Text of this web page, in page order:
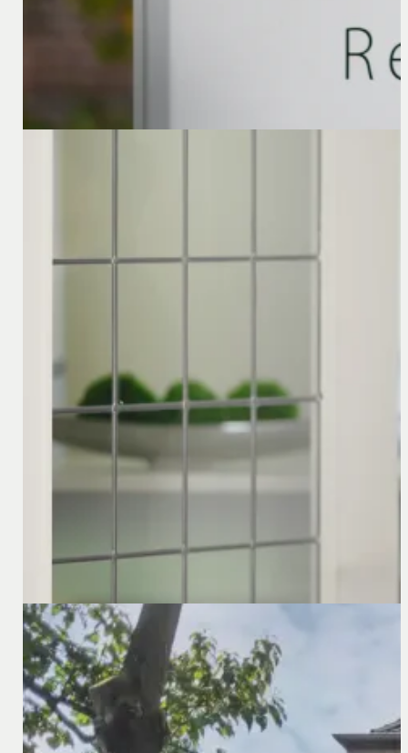
11 augustus 2025
13,90. Ook Nederlandse bedrijven die hun
22 november 2024